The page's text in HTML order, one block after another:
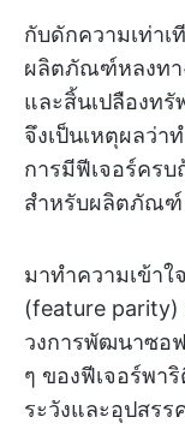
กับดักความเท่าเ
ผลิตภัณฑ์หลงทา
และสิ้นเปลืองท
จึงเป็นเหตุผลว่า
การมีฟีเจอร์ครบ
สำหรับผลิตภัณฑ์
มาทำความเข้า
(feature
วงการพัฒนาซอ
ๆ ของฟีเจอร์พา
ระวังและอุปสรร